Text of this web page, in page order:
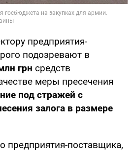
предприятия-
подозревают в
грн средств
меры пресечения
под стражей с
залога в размере
предприятия-поставщика,